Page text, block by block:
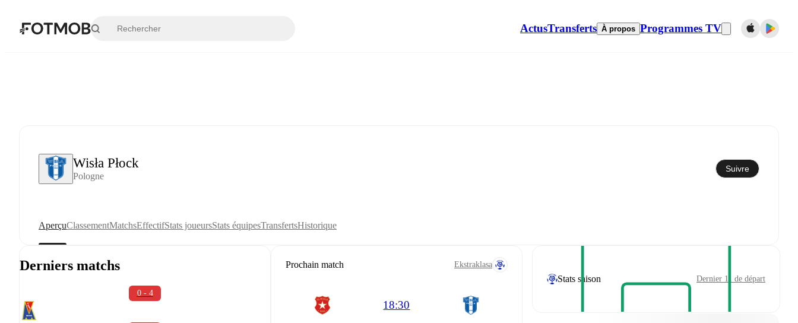
ActusTransferts À propos Programmes TV
Wisła Płock
Pologne
Suivre
AperçuClassementMatchsEffectifStats joueursStats équipesTransfertsHistorique
Derniers matchs
0 - 4
Prochain match Ekstraklasa
18:30
Stats saison Dernier 11 de départ